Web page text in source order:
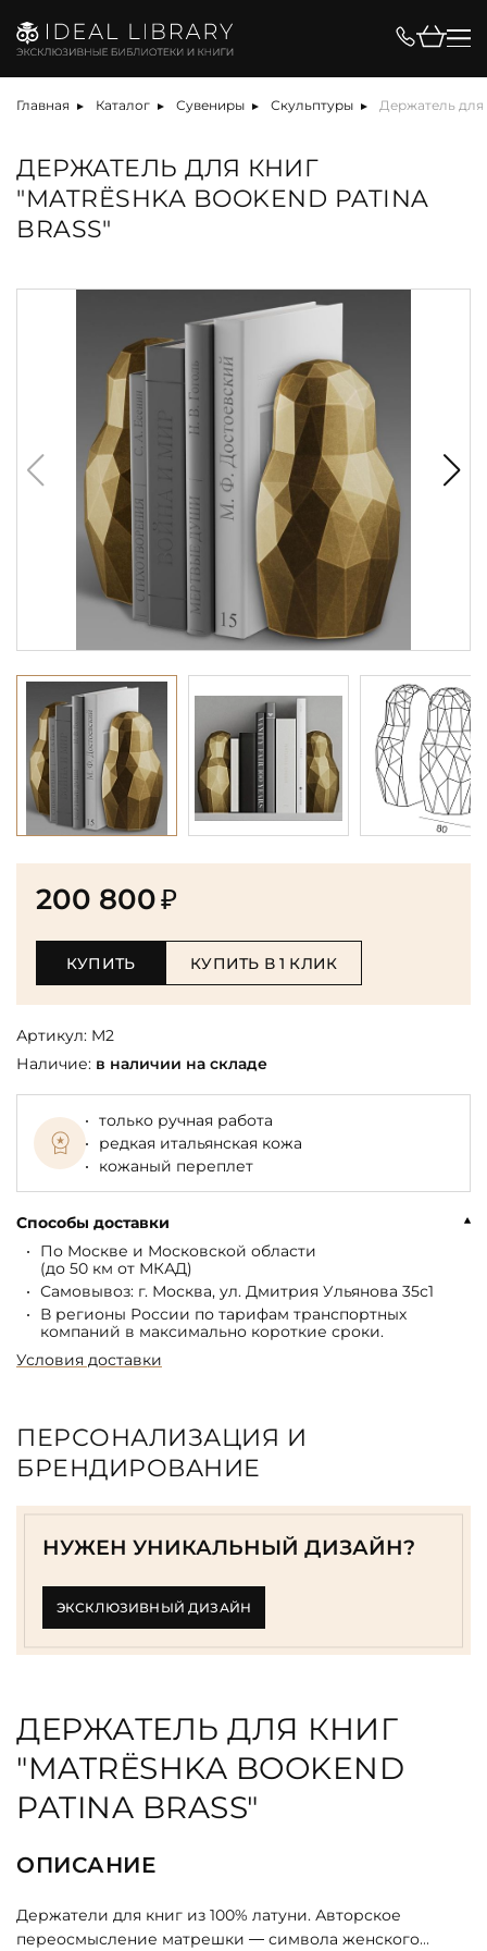
Главная Каталог Сувениры Скульптуры Держатель для
ДЕРЖАТЕЛЬ ДЛЯ КНИГ
"MATRЁSHKA BOOKEND PATINA
BRASS"
200 800₽
КУПИТЬ КУПИТЬ В 1 КЛИК
Артикул: M2
Наличие: в наличии на складе
только ручная работа
редкая итальянская кожа
кожаный переплет
Способы доставки
По Москве и Московской области
(до 50 км от МКАД)
Самовывоз: г. Москва, ул. Дмитрия Ульянова 35с1
В регионы России по тарифам транспортных
компаний в максимально короткие сроки.
Условия доставки
ПЕРСОНАЛИЗАЦИЯ И
БРЕНДИРОВАНИЕ
НУЖЕН УНИКАЛЬНЫЙ ДИЗАЙН?
ЭКСКЛЮЗИВНЫЙ ДИЗАЙН
ДЕРЖАТЕЛЬ ДЛЯ КНИГ
"MATRЁSHKA BOOKEND
PATINA BRASS"
ОПИСАНИЕ
Держатели для книг из 100% латуни. Авторское
переосмысление матрешки — символа женского